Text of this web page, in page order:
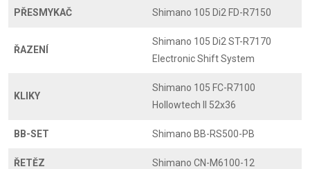
PŘESMYKAČ Shimano 105 Di2 FD-R7150
ŘAZENÍ
Shimano 105 Di2 ST-R7170
Electronic Shift System
KLIKY
Shimano 105 FC-R7100
Hollowtech II 52x36
BB-SET Shimano BB-RS500-PB
ŘETĚZ Shimano CN-M6100-12